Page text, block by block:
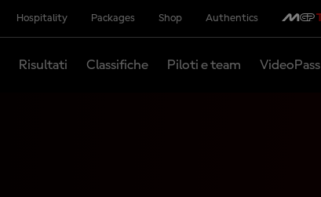
Hospitality Packages Shop Authentics
Risultati Classifiche Piloti e team VideoPass